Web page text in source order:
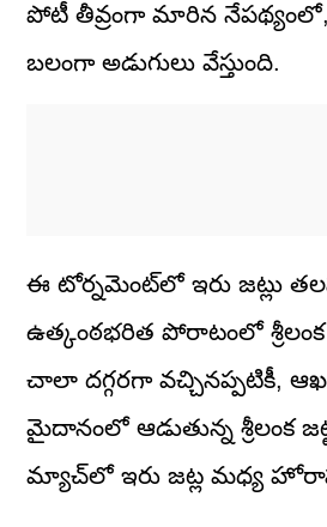
పోటీ తీవ్రంగా మారిన నేపథ్యంలో,
బలంగా అడుగులు వేస్తుంది.
ఈ టోర్నమెంట్‌లో ఇరు జట్లు
ఉత్కంఠభరిత పోరాటంలో
చాలా దగ్గరగా వచ్చినప్పటికీ,
మైదానంలో ఆడుతున్న శ్రీలంక
మ్యాచ్‌లో ఇరు జట్ల మధ్య